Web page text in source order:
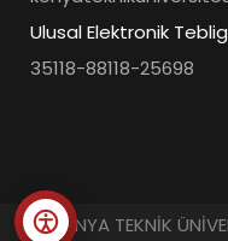
Ulusal Elektronik
35118-88118-25698
© KONYA TEKNİK